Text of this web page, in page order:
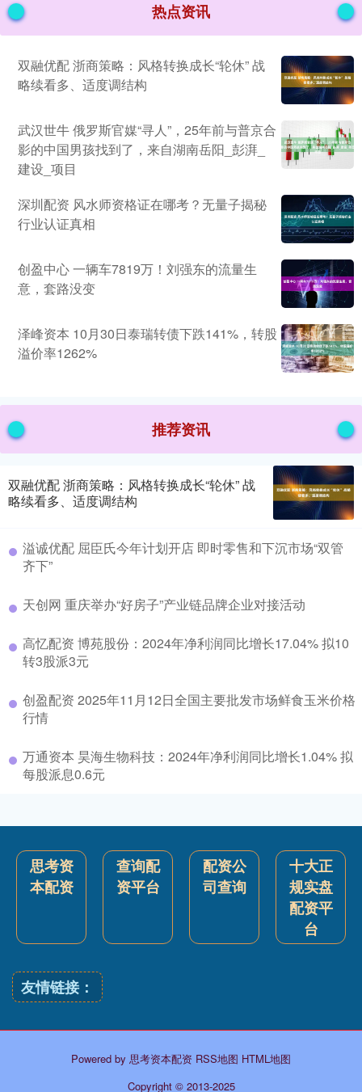
热点资讯
双融优配 浙商策略：风格转换成长“轮休” 战
略续看多、适度调结构
武汉世牛 俄罗斯官媒“寻人”，25年前与普京合
影的中国男孩找到了，来自湖南岳阳_彭湃_
建设_项目
深圳配资 风水师资格证在哪考？无量子揭秘
行业认证真相
创盈中心 一辆车7819万！刘强东的流量生
意，套路没变
泽峰资本 10月30日泰瑞转债下跌141%，转股
溢价率1262%
推荐资讯
双融优配 浙商策略：风格转换成长“轮休” 战
略续看多、适度调结构
溢诚优配 屈臣氏今年计划开店 即时零售和下沉市场“双管
齐下”
天创网 重庆举办“好房子”产业链品牌企业对接活动
高忆配资 博苑股份：2024年净利润同比增长17.04% 拟10
转3股派3元
创盈配资 2025年11月12日全国主要批发市场鲜食玉米价格
行情
万通资本 昊海生物科技：2024年净利润同比增长1.04% 拟
每股派息0.6元
思考资
本配资
查询配
资平台
配资公
司查询
十大正
规实盘
配资平
台
友情链接：
Powered by 思考资本配资 RSS地图 HTML地图
Copyright © 2013-2025